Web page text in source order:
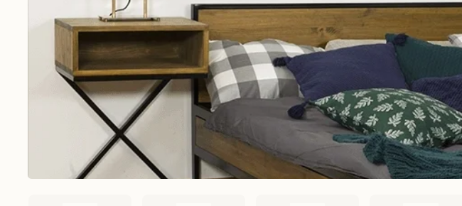
Вдохновляйтесь лофт дизайном и открывайте мир
уникальной мебели, которая преобразит ваш интерьер.
Подписывайтесь прямо сейчас, чтобы не пропустить
лучшие идеи и предложения для вашего интерьера!
ПОДПИСЫВАЙТЕСЬ НА
КАНАЛ В TELEGRAM
ПОДПИСЫВАЙТЕСЬ НА
КАНАЛ В MAX